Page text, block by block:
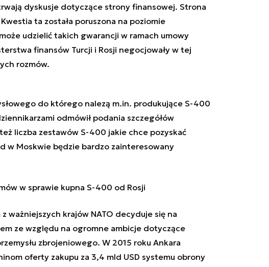
dyskusje dotyczące strony finansowej. Strona
ta została poruszona na poziomie
udzielić takich gwarancji w ramach umowy
finansów Turcji i Rosji negocjowały w tej
rozmów.
do którego nalezą m.in. produkujące S-400
odmówił podania szczegółów
liczba zestawów S-400 jakie chce pozyskać
w Moskwie będzie bardzo zainteresowany
w sprawie kupna S-400 od Rosji
ważniejszych krajów NATO decyduje się na
ze względu na ogromne ambicje dotyczące
zbrojeniowego. W 2015 roku Ankara
oferty zakupu za 3,4 mld USD systemu obrony